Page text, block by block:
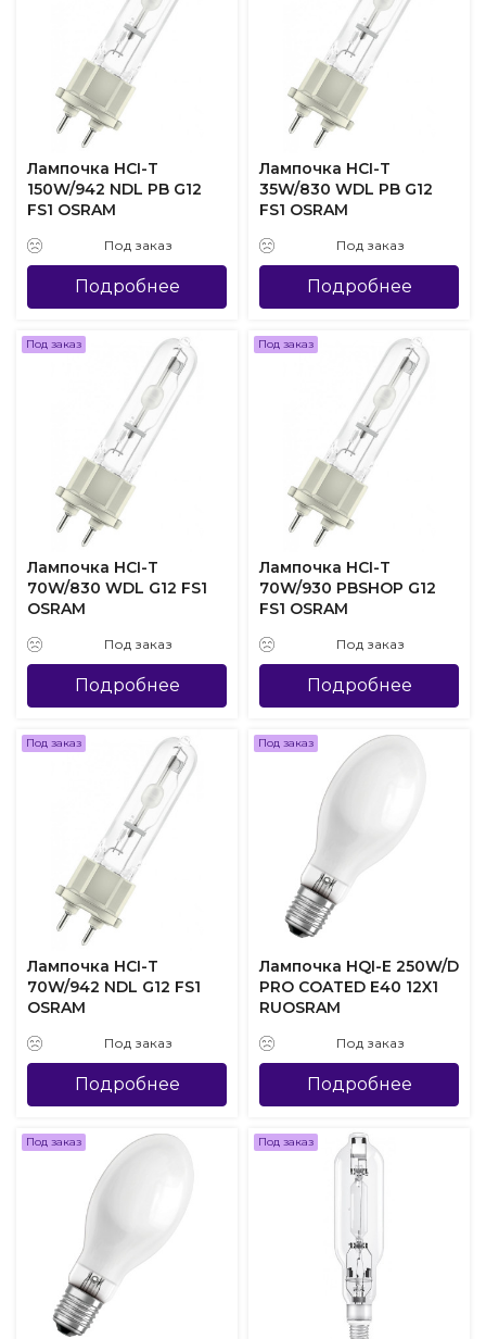
Лампочка HCI-T
150W/942 NDL PB G12
FS1 OSRAM
Под заказ
Подробнее
Лампочка HCI-T
35W/830 WDL PB G12
FS1 OSRAM
Под заказ
Подробнее
Под заказ
Лампочка HCI-T
70W/830 WDL G12 FS1
OSRAM
Под заказ
Подробнее
Под заказ
Лампочка HCI-T
70W/930 PBSHOP G12
FS1 OSRAM
Под заказ
Подробнее
Под заказ
Лампочка HCI-T
70W/942 NDL G12 FS1
OSRAM
Под заказ
Подробнее
Под заказ
Лампочка HQI-E 250W/D
PRO COATED E40 12X1
RUOSRAM
Под заказ
Подробнее
Под заказ Под заказ